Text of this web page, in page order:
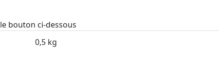
bouton ci-dessous
0,5 kg